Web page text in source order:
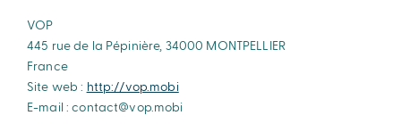
VOP
445 rue de la Pépinière, 34000 MONTPELLIER
France
Site web : http://vop.mobi
E-mail :ibom.pov@tcatnoc